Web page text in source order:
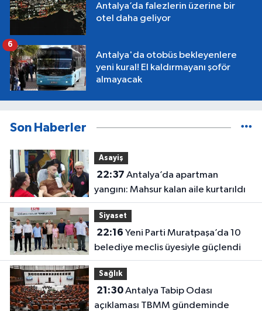
Antalya’da falezlerin üzerine bir
otel daha geliyor
Antalya'da otobüs bekleyenlere
yeni kural! El kaldırmayanı şoför
almayacak
6
Son Haberler
Asayiş
22:37
yangını: Mahsur kalan aile kurtarıldı
Siyaset
22:16
belediye meclis üyesiyle güçlendi
Sağlık
21:30Antalya Tabip Odası
açıklaması TBMM gündeminde